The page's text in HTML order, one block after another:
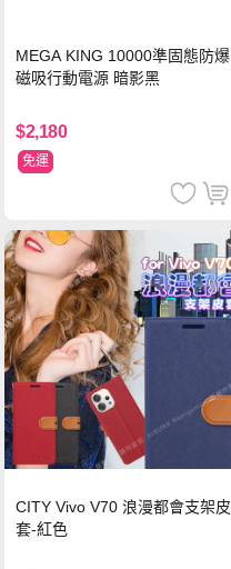
MEGA KING 10000準固態防爆
磁吸行動電源 暗影黑
$2,180
免運
CITY Vivo V70 浪漫都會支架皮
套-紅色